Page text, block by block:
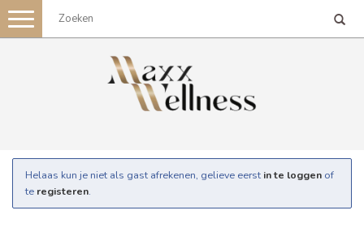
Toggle
navigation
Helaas kun je niet als gast afrekenen, gelieve eerst in te loggen of
te registeren.